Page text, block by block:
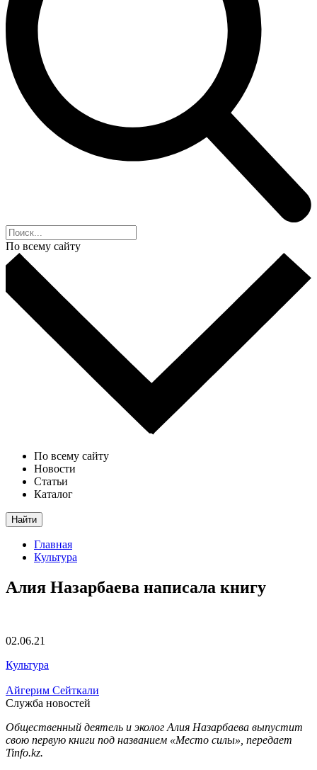
По всему сайту
По всему сайту
Новости
Статьи
Каталог
Найти
Главная
Культура
Алия Назарбаева написала книгу
02.06.21
Культура
Айгерим Сейткали
Служба новостей
Общественный деятель и эколог Алия Назарбаева выпустит
свою первую книги под названием «Место силы», передает
Tinfo.kz.